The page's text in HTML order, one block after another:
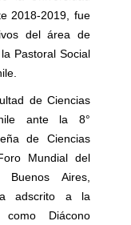
2018-2019, fue
del área de
Pastoral Social
de Ciencias
ante la 8°
de Ciencias
Mundial del
Buenos Aires,
adscrito a la
Diácono